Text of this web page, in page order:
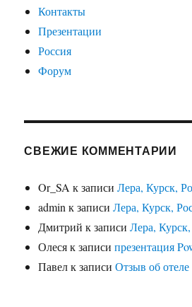
Контакты
Презентации
Россия
Форум
СВЕЖИЕ КОММЕНТАРИИ
Or_SA к записиЛера, Курск,
admin к записиЛера, Курск,
Дмитрий к записиЛера,
Олесяк записипрезентация
Павелк записиОтзыв об